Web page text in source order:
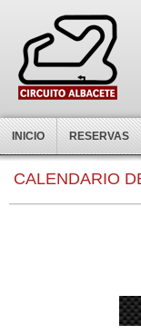
INICIO RESERVAS
CALENDARIO
0:00